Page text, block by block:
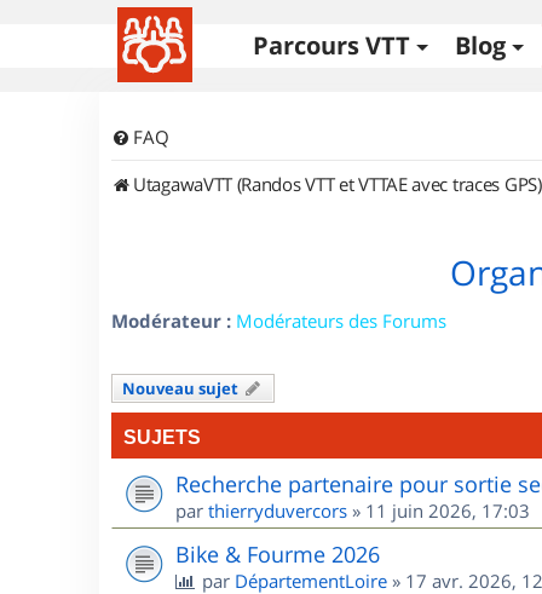
Parcours VTT Blog
FAQ
UtagawaVTT (Randos VTT et VTTAE avec traces GPS)
Modérateur : Modérateurs des Forums
Nouveau sujet
SUJETS
Recherche partenaire pour sortie
par thierryduvercors » 11 juin 2026, 17:03
Bike & Fourme 2026
par DépartementLoire » 17 avr. 2026,